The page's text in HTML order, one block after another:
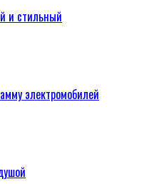
и стильный
электромобилей